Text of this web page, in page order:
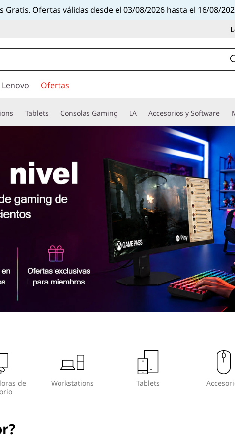
Gratis. Ofertas válidas desde el 03/08/2026 hasta el 16/08/
Ofertas
Tablets Consolas Gaming IA Accesorios y Software
de
Workstations Tablets